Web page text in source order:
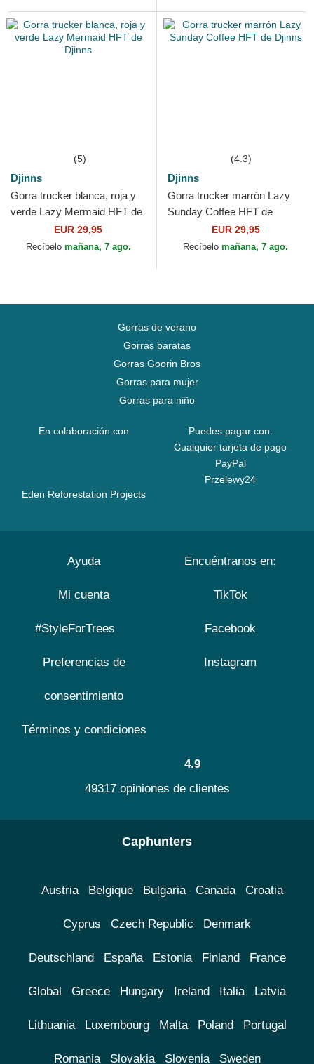
(5)
Djinns
Gorra trucker blanca, roja y
verde Lazy Mermaid HFT de
EUR 29,95
Recíbelo mañana, 7 ago.
(4.3)
Djinns
Gorra trucker marrón Lazy
Sunday Coffee HFT de
EUR 29,95
Recíbelo mañana, 7 ago.
Gorras de verano
Gorras baratas
Gorras Goorin Bros
Gorras para mujer
Gorras para niño
En colaboración con
Eden Reforestation Projects
Puedes pagar con:
Cualquier tarjeta de pago
PayPal
Przelewy24
Ayuda
Mi cuenta
#StyleForTrees
Preferencias de
consentimiento
Términos y condiciones
Encuéntranos en:
TikTok
Facebook
Instagram
4.9
49317 opiniones de clientes
Caphunters
Austria Belgique Bulgaria Canada Croatia
Cyprus Czech Republic Denmark
Deutschland España Estonia Finland France
Global Greece Hungary Ireland Italia Latvia
Lithuania Luxembourg Malta Poland Portugal
Romania Slovakia Slovenia Sweden